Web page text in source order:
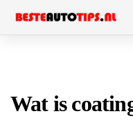
Skip
Wat is